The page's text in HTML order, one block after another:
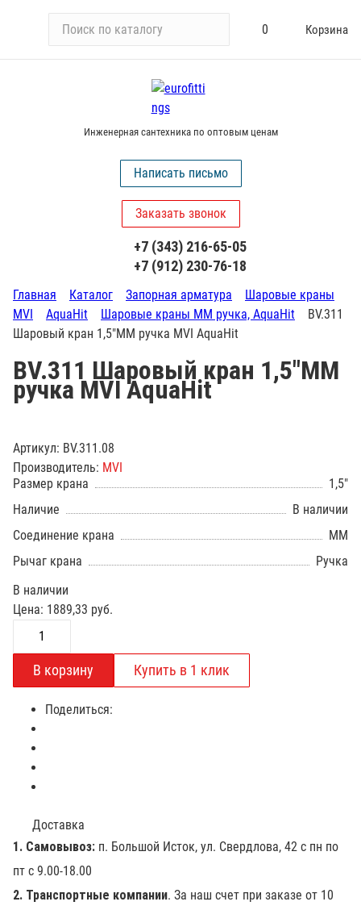
и
у
0 Корзина
Инженерная сантехника по оптовым ценам
Написать письмо
Заказать звонок
+7 (343) 216-65-05
+7 (912) 230-76-18
Главная Каталог Запорная арматура
Шаровые краны
MVI
AquaHit Шаровые краны ММ ручка, AquaHit
BV.311
Шаровый кран 1,5"ММ ручка MVI AquaHit
BV.311 Шаровый кран 1,5"ММ
ручка MVI AquaHit
Артикул: BV.311.08
Производитель: MVI
Размер крана
1,5"
Наличие
В наличии
Соединение крана
ММ
Рычаг крана
Ручка
В наличии
Цена: 1889,33 руб.
Поделиться:
Доставка
1. Самовывоз: п. Большой Исток, ул. Свердлова, 42 с пн по
пт с 9.00-18.00
2. Транспортные компании. За наш счет при заказе от 10